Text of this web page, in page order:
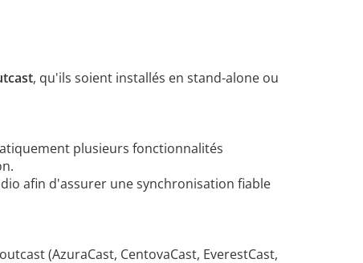
, qu'ils soient installés en stand-alone ou
plusieurs fonctionnalités
afin d'assurer une synchronisation fiable
(AzuraCast, CentovaCast, EverestCast,